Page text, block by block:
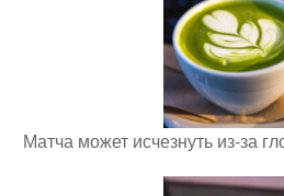
Матча может исчезнуть из-за